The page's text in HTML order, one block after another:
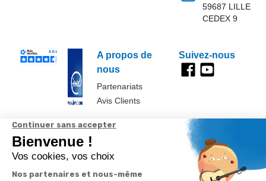
A propos de
nous
Partenariats
Avis Clients
59687 LILLE
CEDEX 9
Suivez-nous
Données
personnelles et
cookies
Paramétrer
les cookies
Conditions
générales de